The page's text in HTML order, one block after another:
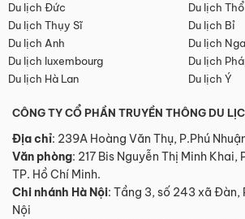
Du lịch Đức
Du lịch
Du lịch Thụy Sĩ
Du lịch Bỉ
Du lịch Anh
Du lịch Nga
Du lịch luxembourg
Du lịch
Du lịch Hà Lan
Du lịch Ý
CÔNG TY CỔ PHẦN TRUYỀN THÔNG DU
Địa chỉ: 239A Hoàng Văn Thụ, P.Phú
Văn phòng: 217 Bis Nguyễn Thị Minh Khai,
TP. Hồ Chí Minh.
Chi nhánh Hà Nội: Tầng 3, số 243 xã Đàn,
Nội